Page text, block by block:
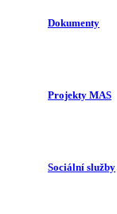
Dokumenty
Projekty MAS
Sociální služby